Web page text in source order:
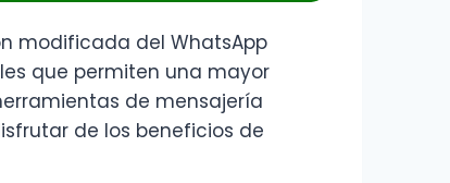
modificada del WhatsApp
que permiten una mayor
de mensajería
de los beneficios de